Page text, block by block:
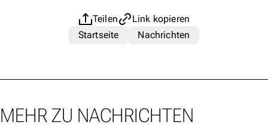
Teilen
Link kopieren
Startseite
Nachrichten
MEHR ZU NACHRICHTEN